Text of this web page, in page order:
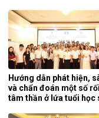
lần thứ 5 năm 2026.
Hướng dẫn phát hiện,
và chẩn đoán một số
tâm thần ở lứa tuổi học